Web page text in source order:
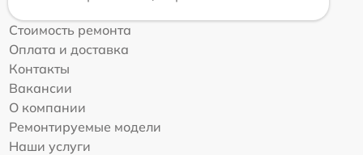
Стоимость ремонта
Оплата и доставка
Контакты
Вакансии
О компании
Ремонтируемые модели
Наши услуги